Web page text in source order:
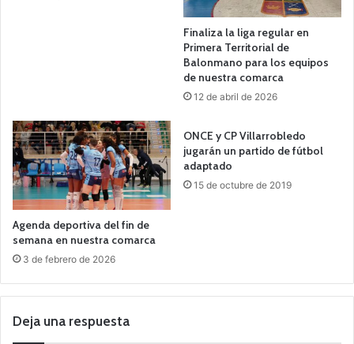
Finaliza la liga regular en
Primera Territorial de
Balonmano para los equipos
de nuestra comarca
12 de abril de 2026
Agenda deportiva del fin de
semana en nuestra comarca
3 de febrero de 2026
ONCE y CP Villarrobledo
jugarán un partido de fútbol
adaptado
15 de octubre de 2019
Deja una respuesta